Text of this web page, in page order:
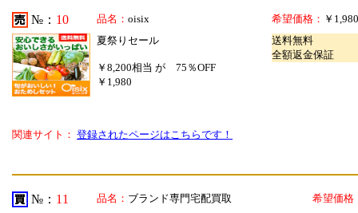
№： 10 品名： oisix 希望価格： ￥1,980
夏祭りセール
￥8,200相当 が 75％OFF
￥1,980
送料無料
全額返金保証
関連サイト： 登録されたページはこちらです！
№： 11 品名： ブランド専門宅配買取
希望価格